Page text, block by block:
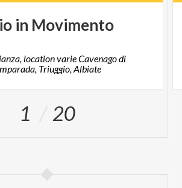
in Movimento
location varie Cavenago di
Triuggio, Albiate
1 20